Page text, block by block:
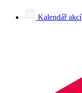
Kalendář akcí